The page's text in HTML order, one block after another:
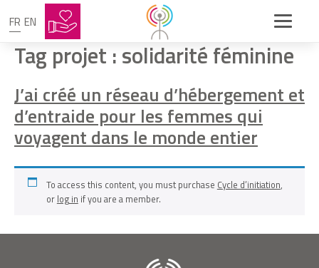
FR EN
Tag projet :solidarité féminine
J’ai créé un réseau d’hébergement et
d’entraide pour les femmes qui
voyagent dans le monde entier
To access this content, you must purchase Cycle d’initiation,
or log in if you are a member.